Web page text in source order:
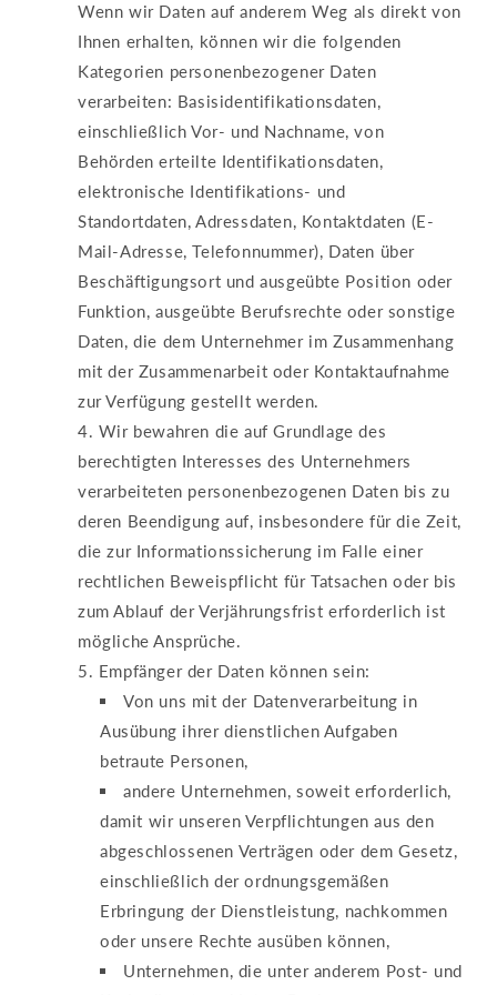
Wenn wir Daten auf anderem Weg als direkt von
Ihnen erhalten, können wir die folgenden
Kategorien personenbezogener Daten
verarbeiten: Basisidentifikationsdaten,
einschließlich Vor- und Nachname, von
Behörden erteilte Identifikationsdaten,
elektronische Identifikations- und
Standortdaten, Adressdaten, Kontaktdaten (E-
Mail-Adresse, Telefonnummer), Daten über
Beschäftigungsort und ausgeübte Position oder
Funktion, ausgeübte Berufsrechte oder sonstige
Daten, die dem Unternehmer im Zusammenhang
mit der Zusammenarbeit oder Kontaktaufnahme
zur Verfügung gestellt werden.
Wir bewahren die auf Grundlage des
berechtigten Interesses des Unternehmers
verarbeiteten personenbezogenen Daten bis zu
deren Beendigung auf, insbesondere für die Zeit,
die zur Informationssicherung im Falle einer
rechtlichen Beweispflicht für Tatsachen oder bis
zum Ablauf der Verjährungsfrist erforderlich ist
mögliche Ansprüche.
Empfänger der Daten können sein:
Von uns mit der Datenverarbeitung in
Ausübung ihrer dienstlichen Aufgaben
betraute Personen,
andere Unternehmen, soweit erforderlich,
damit wir unseren Verpflichtungen aus den
abgeschlossenen Verträgen oder dem Gesetz,
einschließlich der ordnungsgemäßen
Erbringung der Dienstleistung, nachkommen
oder unsere Rechte ausüben können,
Unternehmen, die unter anderem Post- und